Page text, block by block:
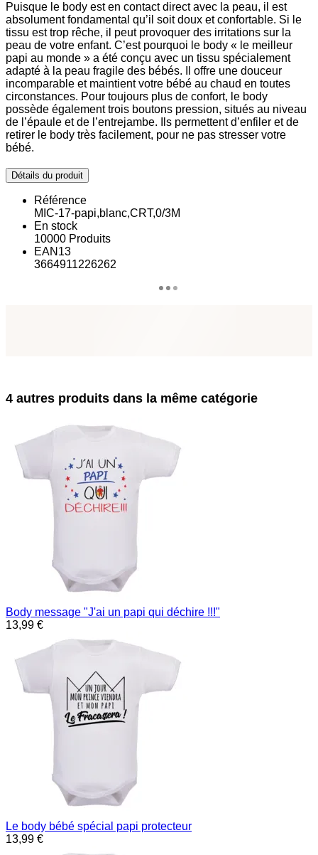
Puisque le body est en contact direct avec la peau, il est
absolument fondamental qu’il soit doux et confortable. Si le
tissu est trop rêche, il peut provoquer des irritations sur la
peau de votre enfant. C’est pourquoi le body « le meilleur
papi au monde » a été conçu avec un tissu spécialement
adapté à la peau fragile des bébés. Il offre une douceur
incomparable et maintient votre bébé au chaud en toutes
circonstances. Pour toujours plus de confort, le body
possède également trois boutons pression, situés au niveau
de l’épaule et de l’entrejambe. Ils permettent d’enfiler et de
retirer le body très facilement, pour ne pas stresser votre
bébé.
Détails du produit
Référence
MIC-17-papi,blanc,CRT,0/3M
En stock
10000 Produits
EAN13
3664911226262
4 autres produits dans la même catégorie
Body message "J'ai un papi qui déchire !!!"
13,99 €
Le body bébé spécial papi protecteur
13,99 €